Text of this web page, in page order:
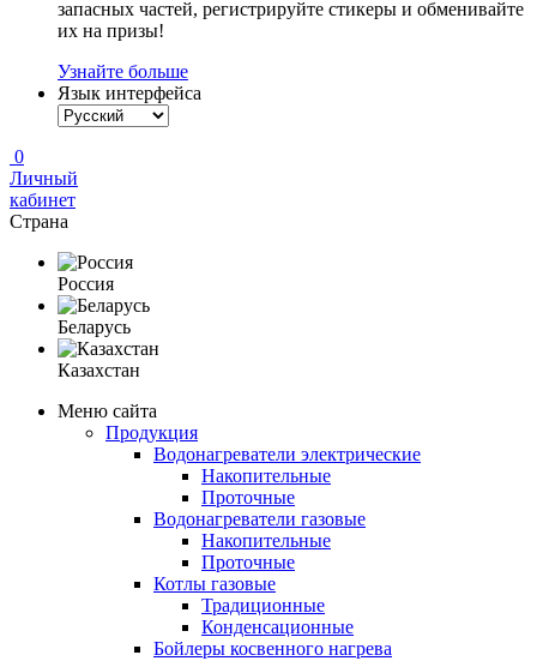
запасных частей, регистрируйте стикеры и обменивайте
их на призы!
Узнайте больше
Язык интерфейса
0
Личный
кабинет
Страна
Россия
Беларусь
Казахстан
Меню сайта
Продукция
Водонагреватели электрические
Накопительные
Проточные
Водонагреватели газовые
Накопительные
Проточные
Котлы газовые
Традиционные
Конденсационные
Бойлеры косвенного нагрева